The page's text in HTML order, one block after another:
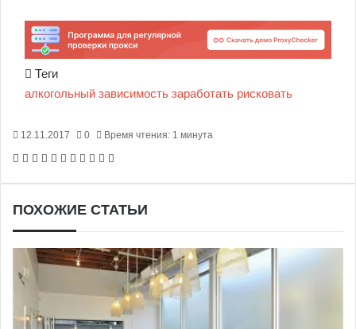
Теги
алкогольный зависимость заработать рисковать
12.11.2017 0 Время чтения: 1 минута
Facebook
X Pinterest
Вконтакте
Одноклассники
Messenger
Messenger
WhatsApp
Telegram
Viber
ПОХОЖИЕ СТАТЬИ